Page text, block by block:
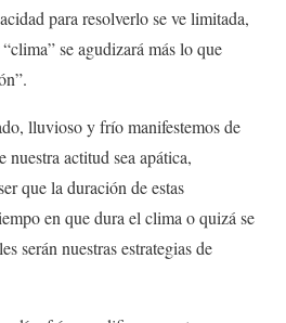
para resolverlo se ve limitada,
se agudizará más lo que
lluvioso y frío manifestemos de
nuestra actitud sea apática,
que la duración de estas
en que dura el clima o quizá se
serán nuestras estrategias de